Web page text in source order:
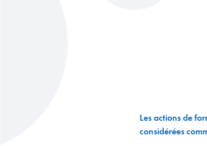
Les actions de
considérées